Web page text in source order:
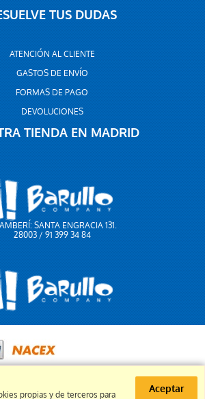
TUS DUDAS
ATENCIÓN AL CLIENTE
GASTOS DE ENVÍO
FORMAS DE PAGO
DEVOLUCIONES
TIENDA EN MADRID
SANTA ENGRACIA 131.
28003 / 91 399 34 84
Aceptar
propias y de terceros para